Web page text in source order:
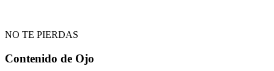
NO TE PIERDAS
Contenido de Ojo